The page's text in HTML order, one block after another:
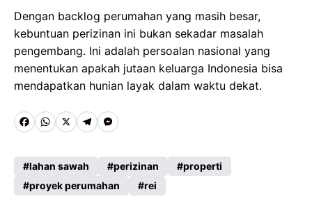
Dengan backlog perumahan yang masih besar,
kebuntuan perizinan ini bukan sekadar masalah
pengembang. Ini adalah persoalan nasional yang
menentukan apakah jutaan keluarga Indonesia bisa
mendapatkan hunian layak dalam waktu dekat.
F
c
e
W
a
t
X T
l
e
M
s
s
lahan sawah perizinan
properti
proyek perumahan
rei